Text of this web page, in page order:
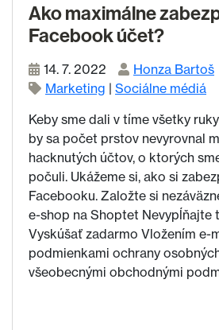
Ako maximálne
Facebook účet?
14. 7. 2022
Honza Bartoš
Marketing | Sociálne médiá
Keby sme dali v tíme všetky
by sa počet prstov nevyrovnal
hacknutých účtov, o ktorých
počuli. Ukážeme si, ako si
Facebooku. Založte si
e-shop na Shoptet Nevypĺňajte
Vyskúšať zadarmo Vložením e-
podmienkami ochrany
všeobecnými obchodnými